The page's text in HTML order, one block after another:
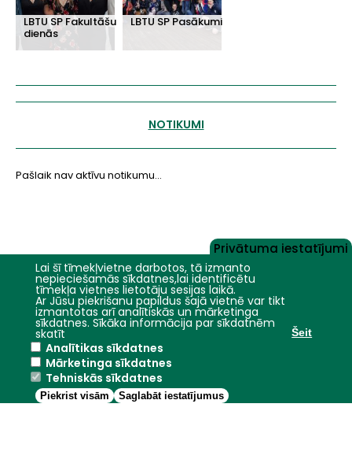
LBTU SP Fakultāšu
dienās
LBTU SP Pasākumi
NOTIKUMI
Pašlaik nav aktīvu notikumu...
Jelgava
2026 © LBTU SP
Privātuma politika
Privātuma iestatījumi
Lai šī tīmekļvietne darbotos, tā izmanto
nepieciešamās sīkdatnes,lai identificētu
tīmekļa vietnes lietotāju sesijas laikā.
Ar Jūsu piekrišanu papildus šajā vietnē var tikt
izmantotas arī analītiskās un mārketinga
sīkdatnes. Sīkāka informācija par sīkdatnēm
skatīt Šeit
Analītikas sīkdatnes
Mārketinga sīkdatnes
Tehniskās sīkdatnes
Saglabāt iestatījumus
Piekrist visām